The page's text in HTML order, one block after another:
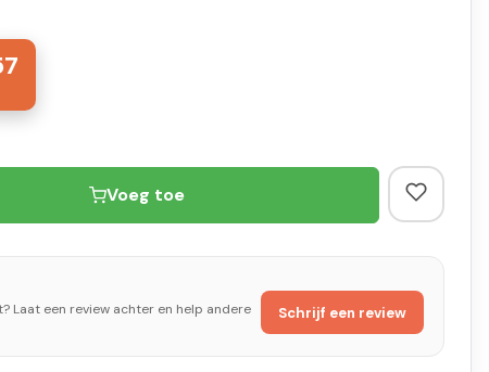
Voeg toe
Laat een review achter en help andere
Schrijf een review